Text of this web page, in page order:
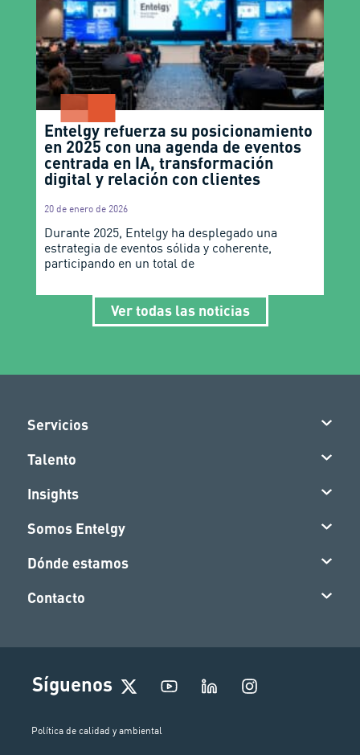
Entelgy refuerza su posicionamiento
en 2025 con una agenda de eventos
centrada en IA, transformación
digital y relación con clientes
20 de enero de 2026
Durante 2025, Entelgy ha desplegado una
estrategia de eventos sólida y coherente,
participando en un total de
Ver todas las noticias
Servicios
Talento
Insights
Somos Entelgy
Dónde estamos
Contacto
Síguenos
I
n
Política de calidad y ambiental